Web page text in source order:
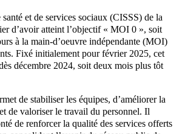
et de services sociaux (CISSS) de la
d’avoir atteint l’objectif « MOI 0 », soit
à la main-d’oeuvre indépendante (MOI)
Fixé initialement pour février 2025, cet
décembre 2024, soit deux mois plus tôt
de stabiliser les équipes, d’améliorer la
de valoriser le travail du personnel. Il
de renforcer la qualité des services offerts